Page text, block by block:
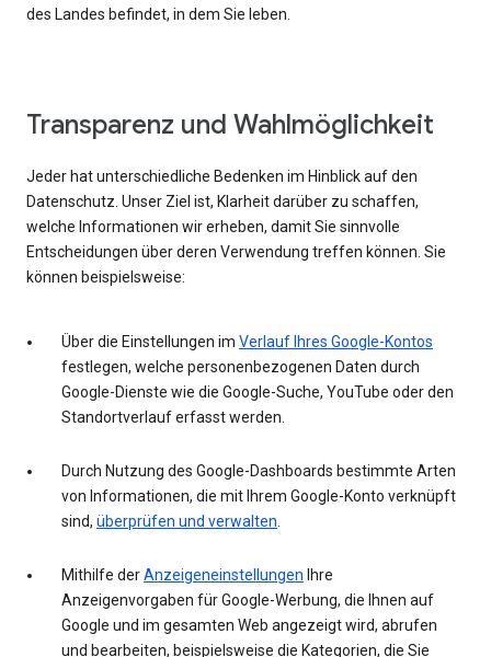
des Landes befindet, in dem Sie leben.
Transparenz und Wahlmöglichkeit
Jeder hat unterschiedliche Bedenken im Hinblick auf den
Datenschutz. Unser Ziel ist, Klarheit darüber zu schaffen,
welche Informationen wir erheben, damit Sie sinnvolle
Entscheidungen über deren Verwendung treffen können. Sie
können beispielsweise:
Über die Einstellungen im Verlauf Ihres Google-Kontos
festlegen, welche personenbezogenen Daten durch
Google-Dienste wie die Google-Suche, YouTube oder den
Standortverlauf erfasst werden.
Durch Nutzung des Google-Dashboards bestimmte Arten
von Informationen, die mit Ihrem Google-Konto verknüpft
sind, überprüfen und verwalten.
Mithilfe derAnzeigeneinstellungen Ihre
Anzeigenvorgaben für Google-Werbung, die Ihnen auf
Google und im gesamten Web angezeigt wird, abrufen
und bearbeiten, beispielsweise die Kategorien, die Sie